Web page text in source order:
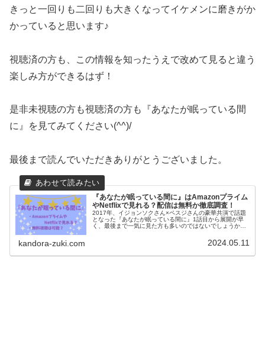
きっと一回りも二回りも大きくなってイケメンに磨きがか
かっていると思います♪
視聴済の方も、この情報を知ったうえで改めて見ると違う
楽しみ方ができるはず！
是非未視聴の方も視聴済の方も『あなたが眠っている間
に』を見てみてください(^^)/
最後まで読んでいただきありがとうございました。
『あなたが眠っている間に』はAmazonプライム
やNetflixで見れる？配信は無料か徹底調査！
2017年、イジョンソクさん×ペスジさんの豪華共演で話題
となった『あなたが眠っている間に』1話目から展開が早
く、最後まで一気に見た方も多いのではないでしょうか?
kandora-zuki.com 2024.05.11